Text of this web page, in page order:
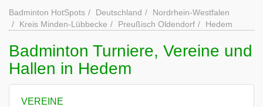
Badminton HotSpots Deutschland
Nordrhein-Westfalen
Kreis Minden-Lübbecke
Preußisch Oldendorf Hedem
Badminton Turniere, Vereine und
Hallen in Hedem
VEREINE